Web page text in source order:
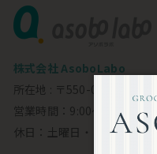
株式会社 AsoboLabo
所在地 : 〒550-0002 大阪
営業時間：9:00～18:00
休日：土曜日・日曜日・祝